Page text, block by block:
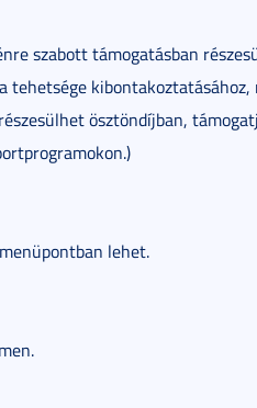
szabott támogatásban
tehetsége
ösztöndíjban,
lehet.